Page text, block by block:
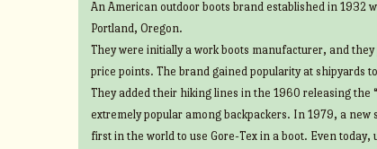
An American outdoor boots brand established in 1932
Portland, Oregon.
They were initially a work boots manufacturer, and
price points. The brand gained popularity at shipyards
They added their hiking lines in the 1960 releasing the
extremely popular among backpackers. In 1979, a new
first in the world to use Gore-Tex in a boot. Even today,